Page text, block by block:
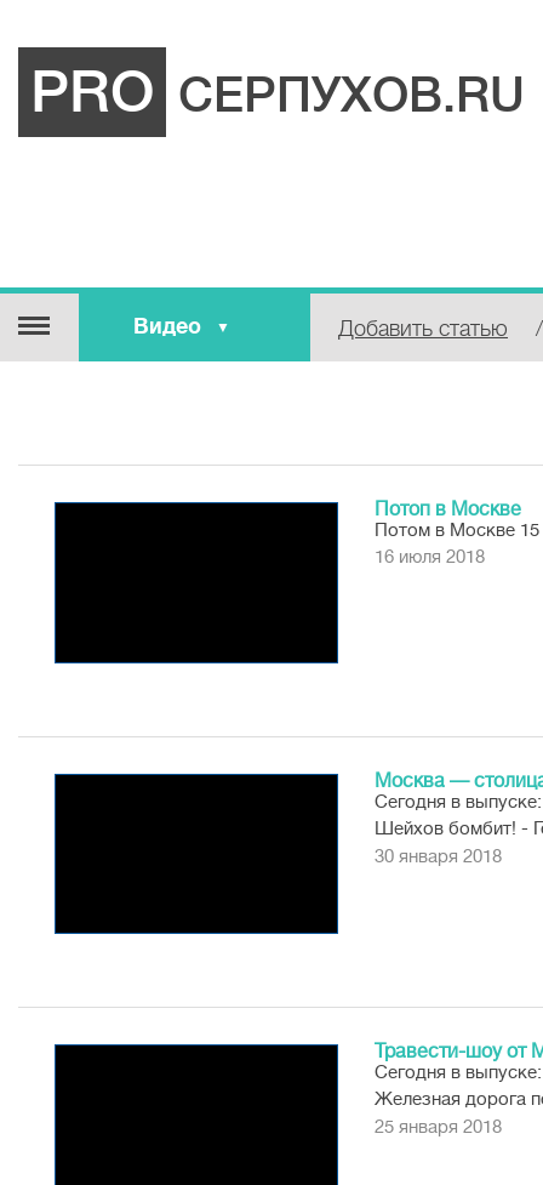
PRO СЕРПУХОВ.RU
Видео
О городе
Афиша
Добавить статью /
Потоп в Москве
Потом в Москве
16 июля 2018
Москва —
Сегодня в
Шейхов бомбит! -
допами, курьер...
30 января 2018
Травести-шоу от
Сегодня в
Железная дорога
без очередей -
25 января 2018